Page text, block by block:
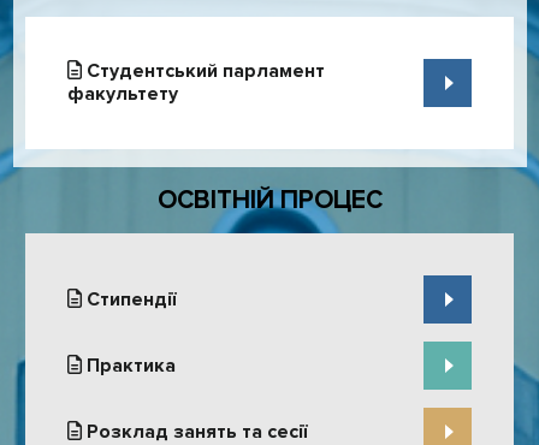
Студентський парламент
факультету
ОСВІТНІЙ ПРОЦЕС
Стипендії
Практика
Розклад занять та сесії